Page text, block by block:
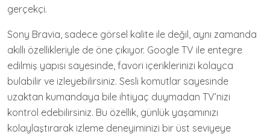
gerçekçi.
Sony Bravia, sadece görsel kalite ile değil, aynı zamanda
akıllı özellikleriyle de öne çıkıyor. Google TV ile entegre
edilmiş yapısı sayesinde, favori içeriklerinizi kolayca
bulabilir ve izleyebilirsiniz. Sesli komutlar sayesinde
uzaktan kumandaya bile ihtiyaç duymadan TV’nizi
kontrol edebilirsiniz. Bu özellik, günlük yaşamınızı
kolaylaştırarak izleme deneyiminizi bir üst seviyeye